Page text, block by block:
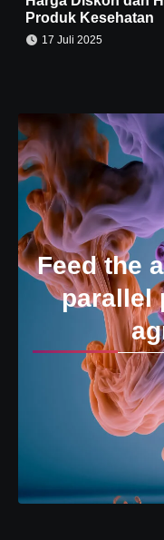
Produk Kesehatan
17 Juli 2025
Feed the
parallel